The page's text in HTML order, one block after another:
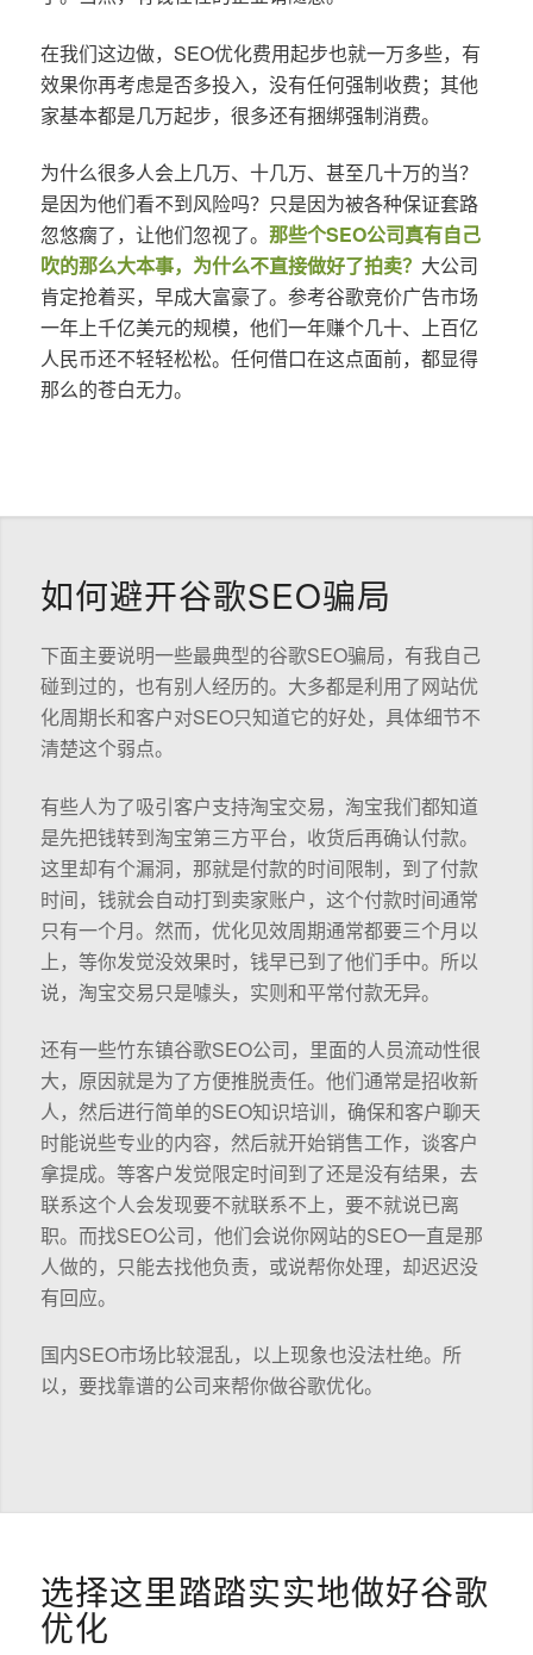
在我们这边做，SEO优化费用起步也就一万多些，有
效果你再考虑是否多投入，没有任何强制收费；其他
家基本都是几万起步，很多还有捆绑强制消费。
为什么很多人会上几万、十几万、甚至几十万的当？
是因为他们看不到风险吗？只是因为被各种保证套路
忽悠瘸了，让他们忽视了。 那些个SEO公司真有自己
吹的那么大本事，为什么不直接做好了拍卖？ 大公司
肯定抢着买，早成大富豪了。参考谷歌竞价广告市场
一年上千亿美元的规模，他们一年赚个几十、上百亿
人民币还不轻轻松松。任何借口在这点面前，都显得
那么的苍白无力。
如何避开谷歌SEO骗局
下面主要说明一些最典型的谷歌SEO骗局，有我自己
碰到过的，也有别人经历的。大多都是利用了网站优
化周期长和客户对SEO只知道它的好处，具体细节不
清楚这个弱点。
有些人为了吸引客户支持淘宝交易，淘宝我们都知道
是先把钱转到淘宝第三方平台，收货后再确认付款。
这里却有个漏洞，那就是付款的时间限制，到了付款
时间，钱就会自动打到卖家账户，这个付款时间通常
只有一个月。然而，优化见效周期通常都要三个月以
上，等你发觉没效果时，钱早已到了他们手中。所以
说，淘宝交易只是噱头，实则和平常付款无异。
还有一些竹东镇谷歌SEO公司，里面的人员流动性很
大，原因就是为了方便推脱责任。他们通常是招收新
人，然后进行简单的SEO知识培训，确保和客户聊天
时能说些专业的内容，然后就开始销售工作，谈客户
拿提成。等客户发觉限定时间到了还是没有结果，去
联系这个人会发现要不就联系不上，要不就说已离
职。而找SEO公司，他们会说你网站的SEO一直是那
人做的，只能去找他负责，或说帮你处理，却迟迟没
有回应。
国内SEO市场比较混乱，以上现象也没法杜绝。所
以，要找靠谱的公司来帮你做谷歌优化。
选择这里踏踏实实地做好谷歌
优化